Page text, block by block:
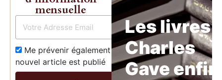
mensuelle
Me prévenir également dès qu’un
nouvel article est publié
Les livres
Charles
Gave enfin